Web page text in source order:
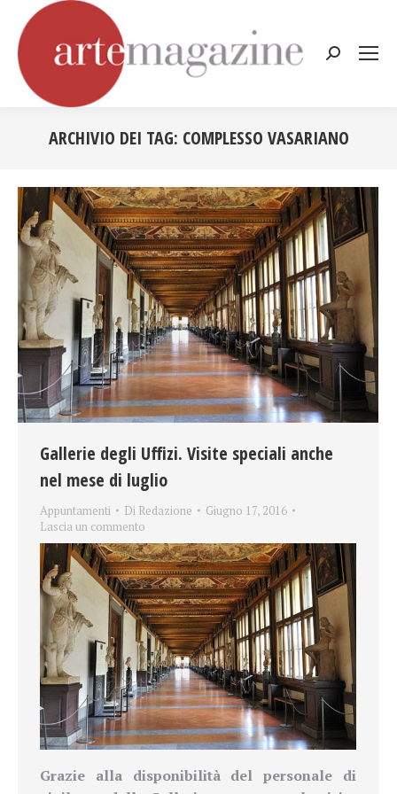
Cerca:
ARCHIVIO DEI TAG: COMPLESSO VASARIANO
Gallerie degli Uffizi. Visite speciali anche
nel mese di luglio
Appuntamenti Di Redazione
Giugno 17, 2016
Lascia un commento
Grazie alla disponibilità del personale di